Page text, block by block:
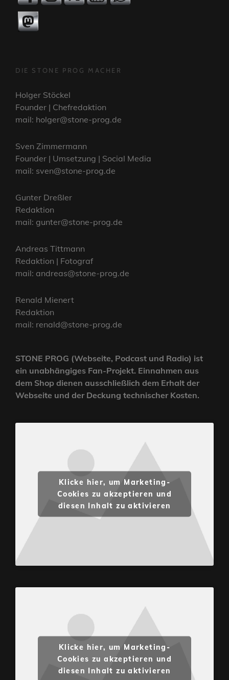
DIE STONE PROG MACHER
Holger Stöckel
Founder | Chefredaktion
mail: holger@stone-prog.de
Sven Zimmermann
Founder | Umsetzung | Social Media
mail: sven@stone-prog.de
Gunter Dreßler
Redaktion
mail: gunter@stone-prog.de
Andreas Tittmann
Redaktion | Fotograf
mail: andreas@stone-prog.de
Renald Mienert
Redaktion
mail: renald@stone-prog.de
STONE PROG (Webseite, Podcast und Radio) ist
ein unabhängiges Fan-Projekt. Einnahmen aus
dem Shop dienen ausschließlich dem Erhalt der
Webseite und der Deckung technischer Kosten.
Klicke hier, um Marketing-
Cookies zu akzeptieren und
diesen Inhalt zu aktivieren
Klicke hier, um Marketing-
Cookies zu akzeptieren und
diesen Inhalt zu aktivieren